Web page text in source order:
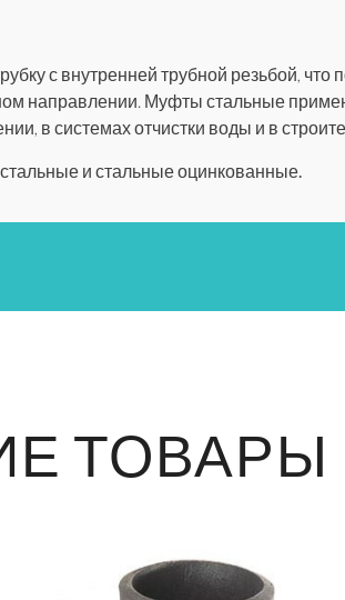
с внутренней трубной резьбой, что
направлении. Муфты стальные
в системах отчистки воды и в
и стальные оцинкованные.
ТОВАРЫ